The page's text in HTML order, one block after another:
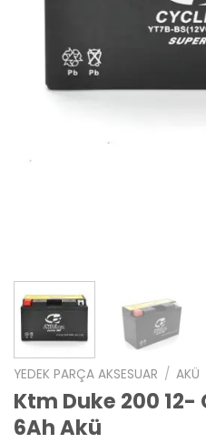
YEDEK PARÇA AKSESUAR / AKÜ
Ktm Duke 200 12-
6Ah Akü